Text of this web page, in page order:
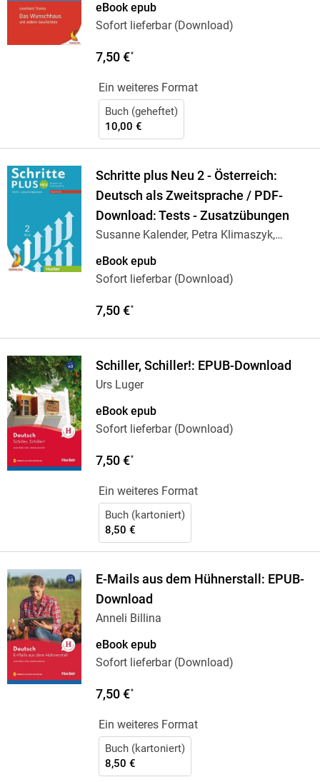
eBook epub
Sofort lieferbar (Download)
7,50 €*
Ein weiteres Format
Buch (geheftet)
10,00 €
Schritte plus Neu 2 - Österreich:
Deutsch als Zweitsprache / PDF-
Download: Tests - Zusatzübungen
Susanne Kalender, Petra Klimaszyk,
eBook epub
Sofort lieferbar (Download)
7,50 €*
Schiller, Schiller!: EPUB-Download
Urs Luger
eBook epub
Sofort lieferbar (Download)
7,50 €*
Ein weiteres Format
Buch (kartoniert)
8,50 €
E-Mails aus dem Hühnerstall: EPUB-
Download
Anneli Billina
eBook epub
Sofort lieferbar (Download)
7,50 €*
Ein weiteres Format
Buch (kartoniert)
8,50 €